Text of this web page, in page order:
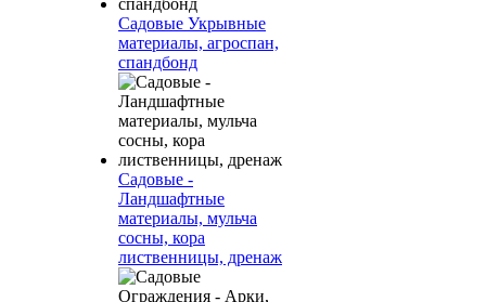
Садовые Укрывные
материалы, агроспан,
спандбонд
Садовые -
Ландшафтные
материалы, мульча
сосны, кора
лиственницы, дренаж